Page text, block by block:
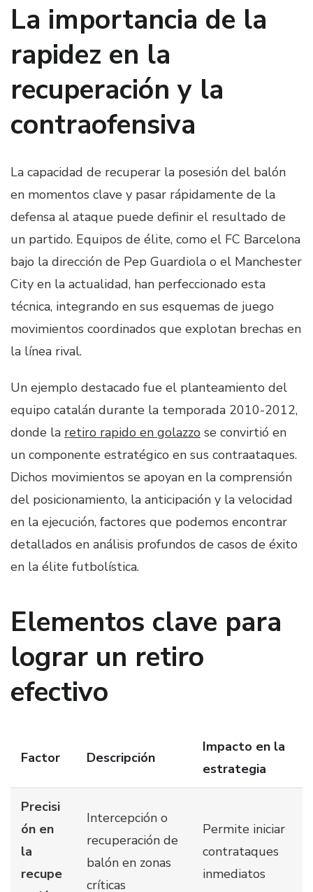
La importancia de la
rapidez en la
recuperación y la
contraofensiva
La capacidad de recuperar la posesión del balón
en momentos clave y pasar rápidamente de la
defensa al ataque puede definir el resultado de
un partido. Equipos de élite, como el FC Barcelona
bajo la dirección de Pep Guardiola o el Manchester
City en la actualidad, han perfeccionado esta
técnica, integrando en sus esquemas de juego
movimientos coordinados que explotan brechas en
la línea rival.
Un ejemplo destacado fue el planteamiento del
equipo catalán durante la temporada 2010-2012,
donde la retiro rapido en golazzo se convirtió en
un componente estratégico en sus contraataques.
Dichos movimientos se apoyan en la comprensión
del posicionamiento, la anticipación y la velocidad
en la ejecución, factores que podemos encontrar
detallados en análisis profundos de casos de éxito
en la élite futbolística.
Elementos clave para
lograr un retiro
efectivo
Factor Descripción
Impacto en la
estrategia
Precisi
ón en
la
recupe
Intercepción o
recuperación de
balón en zonas
críticas
Permite iniciar
contrataques
inmediatos